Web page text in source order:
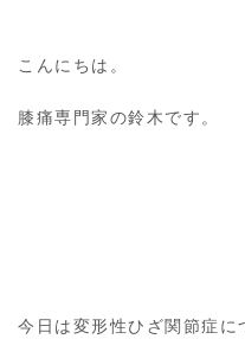
こんにちは。
膝痛専門家の鈴木です。
今日は変形性ひざ関節症に